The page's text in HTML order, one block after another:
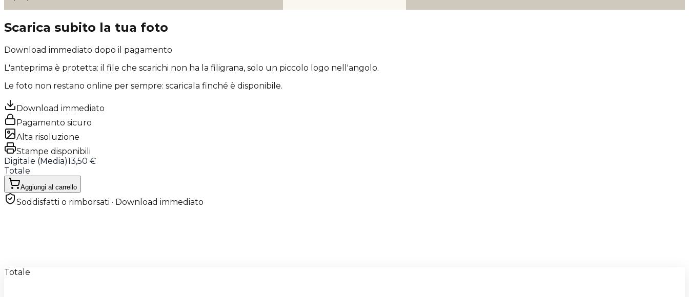
Scarica subito la tua foto
Download immediato dopo il pagamento
L'anteprima è protetta: il file che scarichi non ha la filigrana, solo un piccolo logo nell'angolo.
Le foto non restano online per sempre: scaricala finché è disponibile.
Download immediato
Pagamento sicuro
Alta risoluzione
Stampe disponibili
Digitale (Media)13,50 €
Totale
Aggiungi al carrello
Soddisfatti o rimborsati · Download immediato
Totale